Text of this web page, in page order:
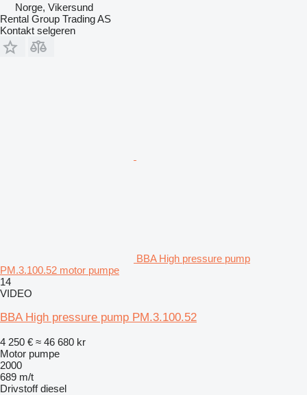
Norge, Vikersund
Rental Group Trading AS
Kontakt selgeren
BBA High pressure pump
PM.3.100.52 motor pumpe
14
VIDEO
BBA High pressure pump PM.3.100.52
4 250 € ≈ 46 680 kr
Motor pumpe
2000
689 m/t
Drivstoff diesel